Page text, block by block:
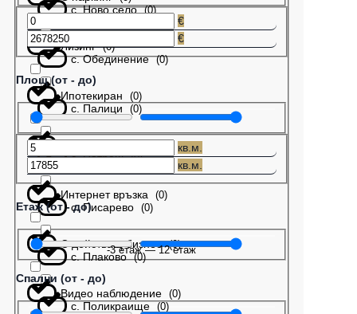
с. Ново село (0)
с. Обединение (0)
с. Палици (0)
с. Патреш (0)
с. Писарево (0)
с. Плаково (0)
с. Поликраище (0)
Лизинг (0)
Ипотекиран (0)
Интернет връзка (0)
С действащ бизнес (0)
Видео наблюдение (0)
€
€
Площ (от - до)
кв.м.
кв.м.
Етаж (от - до)
-3етаж—12етаж
Спални (от - до)